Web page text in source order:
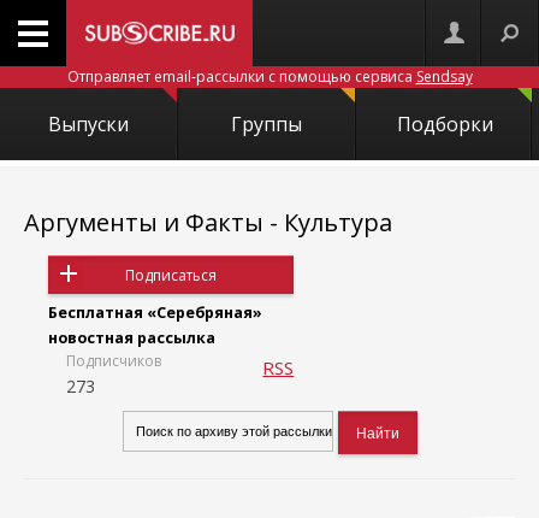
Отправляет email-рассылки с помощью сервиса Sendsay
Выпуски Группы Подборки
Аргументы и Факты - Культура
Подписаться
Бесплатная «Серебряная»
новостная рассылка
Подписчиков
273
RSS